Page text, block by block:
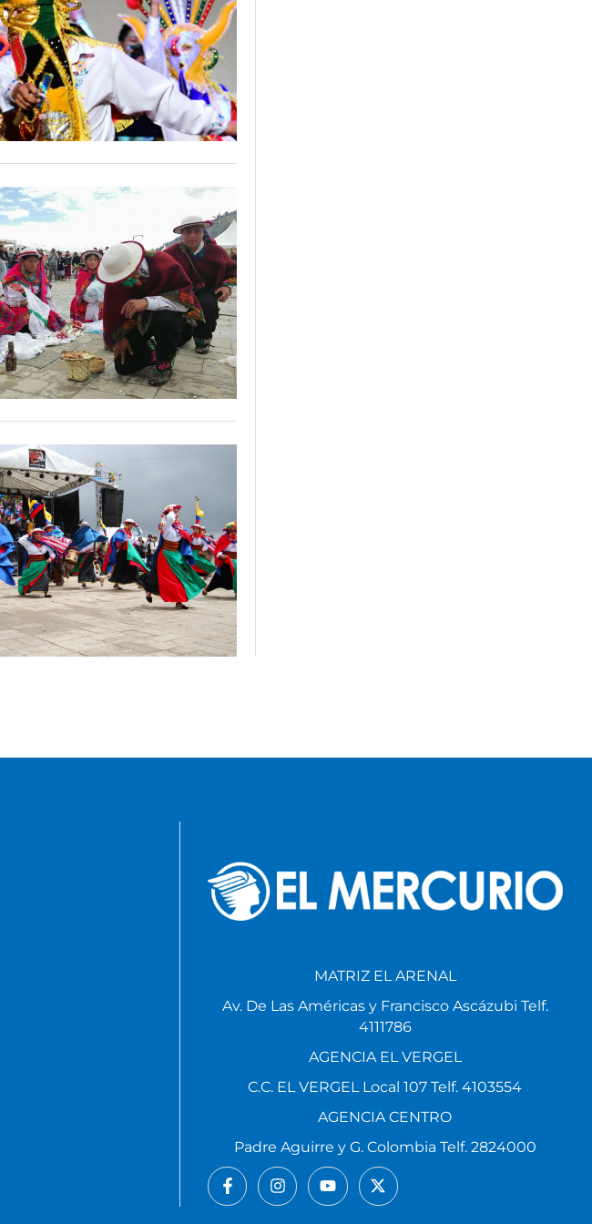
MATRIZ EL ARENAL
Av. De Las Américas y Francisco Ascázubi Telf.
4111786
AGENCIA EL VERGEL
C.C. EL VERGEL Local 107 Telf. 4103554
AGENCIA CENTRO
Padre Aguirre y G. Colombia Telf. 2824000